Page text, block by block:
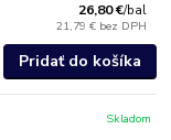
26,80 €/bal
21,79 € bez DPH
Pridať do košíka
Skladom